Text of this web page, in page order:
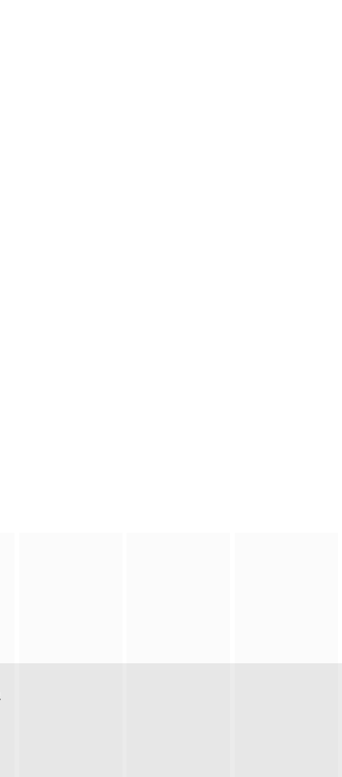
from prison and
宙的世界
大的题材之一，私家侦探故事。第二季迎来洛杉
”后幸存下来，但记忆却已丧失，而地堡正从叛乱中恢复，并面
这起事故的真正罪魁祸首是富家子弟，他们强大